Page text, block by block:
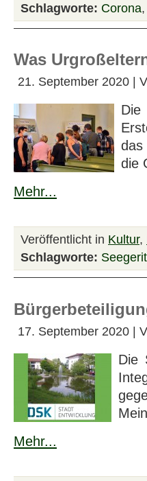
Schlagworte: Corona,
Was
21. September 2020 |
Die
das
die
Mehr...
Veröffentlicht in Kultur,
Schlagworte:
17. September 2020 |
Die
Mehr...